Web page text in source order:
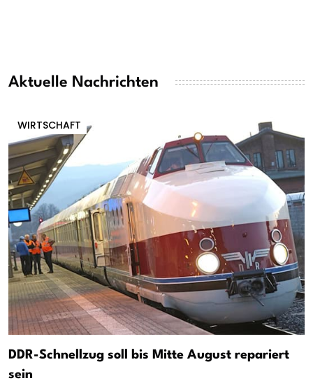
Aktuelle Nachrichten
WIRTSCHAFT
DDR-Schnellzug soll bis Mitte August repariert
sein